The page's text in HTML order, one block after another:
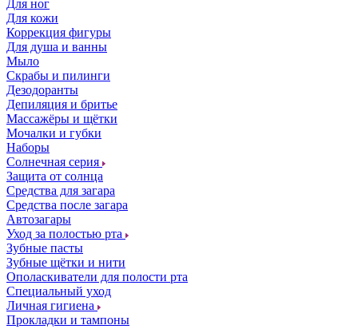
Для ног
Для кожи
Коррекция фигуры
Для душа и ванны
Мыло
Скрабы и пилинги
Дезодоранты
Депиляция и бритье
Массажёры и щётки
Мочалки и губки
Наборы
Солнечная серия
Защита от солнца
Средства для загара
Средства после загара
Автозагары
Уход за полостью рта
Зубные пасты
Зубные щётки и нити
Ополаскиватели для полости рта
Специальный уход
Личная гигиена
Прокладки и тампоны